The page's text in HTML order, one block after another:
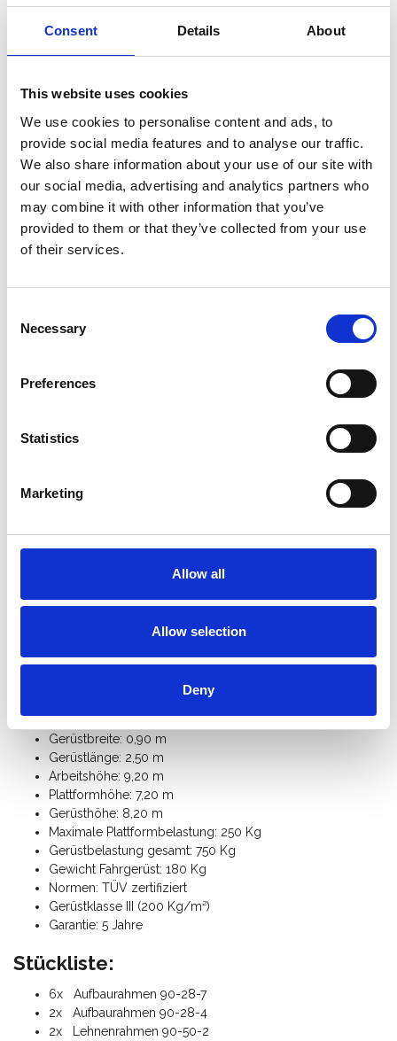
Consent Details About
This website uses cookies
We use cookies to personalise content and ads, to
provide social media features and to analyse our traffic.
We also share information about your use of our site with
our social media, advertising and analytics partners who
may combine it with other information that you’ve
provided to them or that they’ve collected from your use
of their services.
Selection
Necessary
Preferences
Statistics
Marketing
Allow all
Allow selection
Deny
Als Favorit speichern
Produktinformation Ähnliche Produkte
Beschreibung
Plattform mit Carbonboden ist 25%
leichter
Das ASC Universal-Rollgerüst mit Streben ist standard
Das ASC 90er-Rahmenbreite Rollgerüst ist mit einem
innovativen
Plattformhaken
mit integrierter Aushebesicherung.
Bordbrettsatzausgestattet, der verhindert, dass
Für den freistehenden Einsatz benötigen Sie 4
können Sie dieses Universal-
von 10 Metern erweitern.
Spezifikationen:
Gerüstbreite: 0,90 m
Gerüstlänge: 2,50 m
Arbeitshöhe: 9,20 m
Plattformhöhe: 7,20 m
Gerüsthöhe: 8,20 m
Maximale Plattformbelastung: 250 Kg
Gerüstbelastung gesamt: 750 Kg
Gewicht Fahrgerüst: 180 Kg
Normen: TÜV zertifiziert
Gerüstklasse III (200 Kg/m²)
Garantie: 5 Jahre
Stückliste:
6x Aufbaurahmen 90-28-7
2x Aufbaurahmen 90-28-4
2x Lehnenrahmen 90-50-2